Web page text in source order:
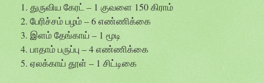
துருவிய கேரட் – 1 குவளை 150 கிராம்
பேரிச்சம் பழம் – 6 எண்ணிக்கை
இளம் தேங்காய் – 1 மூடி
பாதாம் பருப்பு – 4 எண்ணிக்கை
ஏலக்காய் தூள் – 1 சிட்டிகை